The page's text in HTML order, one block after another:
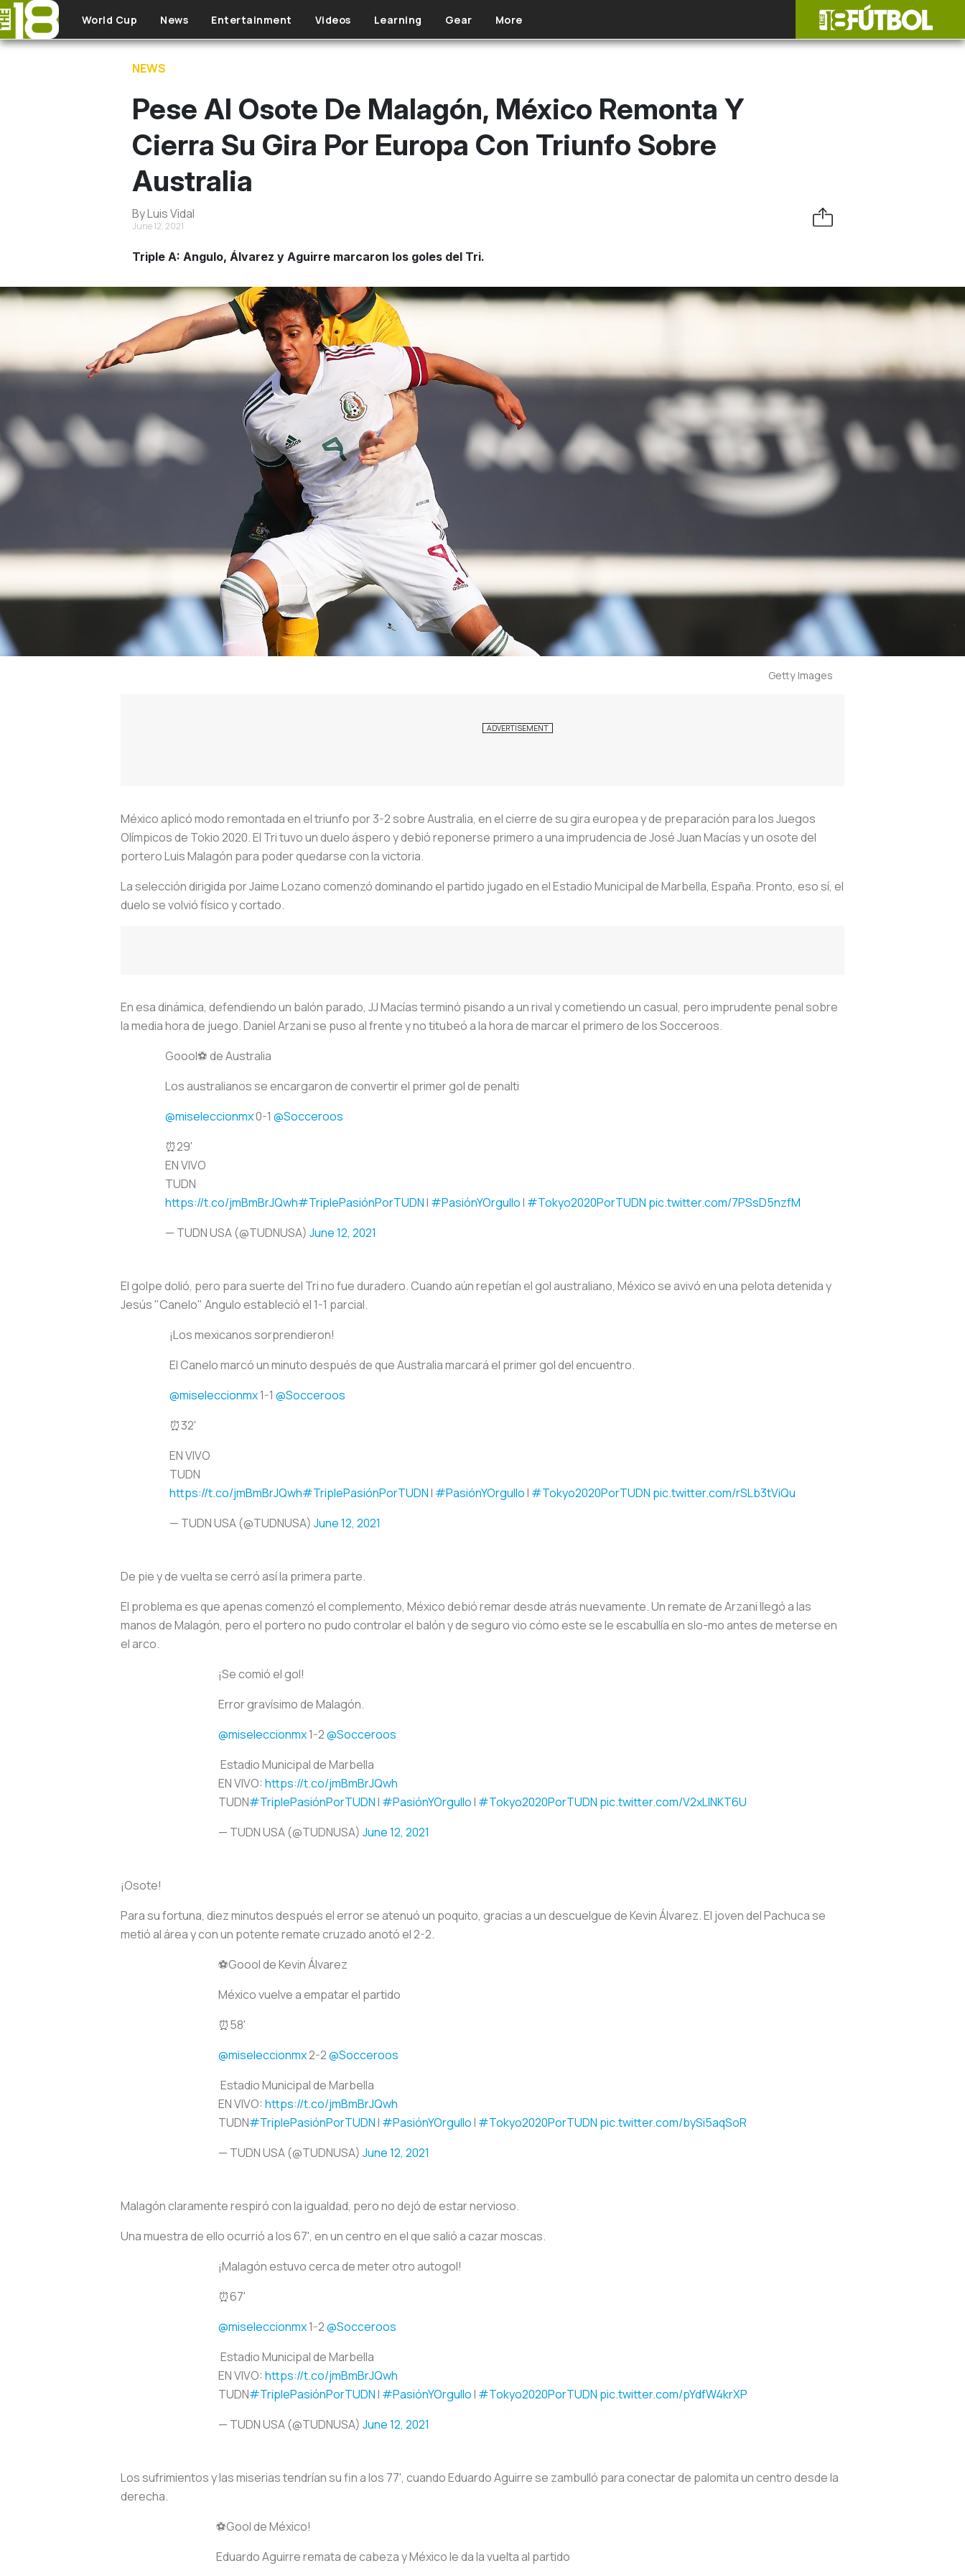
Skip to main content
World Cup News Entertainment Videos Learning Gear More
NEWS
Pese Al Osote De Malagón, México Remonta Y
Cierra Su Gira Por Europa Con Triunfo Sobre
Australia
By Luis Vidal
June 12, 2021
Triple A: Angulo, Álvarez y Aguirre marcaron los goles del Tri.
Getty Images
México aplicó modo remontada en el triunfo por 3-2 sobre Australia, en el cierre de su gira europea y de preparación para los Juegos
Olímpicos de Tokio 2020. El Tri tuvo un duelo áspero y debió reponerse primero a una imprudencia de José Juan Macías y un osote del
portero Luis Malagón para poder quedarse con la victoria.
La selección dirigida por Jaime Lozano comenzó dominando el partido jugado en el Estadio Municipal de Marbella, España. Pronto, eso sí, el
duelo se volvió físico y cortado.
En esa dinámica, defendiendo un balón parado, JJ Macías terminó pisando a un rival y cometiendo un casual, pero imprudente penal sobre
la media hora de juego. Daniel Arzani se puso al frente y no titubeó a la hora de marcar el primero de los Socceroos.
Goool⚽ de Australia
Los australianos se encargaron de convertir el primer gol de penalti
@miseleccionmx0-1 @Socceroos
⏰29'
EN VIVO
TUDN
https://t.co/jmBmBrJQwh#TriplePasiónPorTUDNI #PasiónYOrgulloI #Tokyo2020PorTUDN pic.twitter.com/7PSsD5nzfM
— TUDN USA (@TUDNUSA) June 12, 2021
El golpe dolió, pero para suerte del Tri no fue duradero. Cuando aún repetían el gol australiano, México se avivó en una pelota detenida y
Jesús "Canelo" Angulo estableció el 1-1 parcial.
¡Los mexicanos sorprendieron!
El Canelo marcó un minuto después de que Australia marcará el primer gol del encuentro.
@miseleccionmx1-1 @Socceroos
⏰32'
EN VIVO
TUDN
https://t.co/jmBmBrJQwh#TriplePasiónPorTUDNI #PasiónYOrgulloI #Tokyo2020PorTUDN pic.twitter.com/rSLb3tViQu
— TUDN USA (@TUDNUSA) June 12, 2021
De pie y de vuelta se cerró así la primera parte.
El problema es que apenas comenzó el complemento, México debió remar desde atrás nuevamente. Un remate de Arzani llegó a las
manos de Malagón, pero el portero no pudo controlar el balón y de seguro vio cómo este se le escabullía en slo-mo antes de meterse en
el arco.
¡Se comió el gol!
Error gravísimo de Malagón.
@miseleccionmx1-2@Socceroos
️ Estadio Municipal de Marbella
EN VIVO: https://t.co/jmBmBrJQwh
TUDN#TriplePasiónPorTUDNI #PasiónYOrgulloI #Tokyo2020PorTUDN pic.twitter.com/V2xLINKT6U
— TUDN USA (@TUDNUSA) June 12, 2021
¡Osote!
Para su fortuna, diez minutos después el error se atenuó un poquito, gracias a un descuelgue de Kevin Álvarez. El joven del Pachuca se
metió al área y con un potente remate cruzado anotó el 2-2.
⚽Goool de Kevin Álvarez
México vuelve a empatar el partido
⏰58'
@miseleccionmx2-2@Socceroos
️ Estadio Municipal de Marbella
EN VIVO: https://t.co/jmBmBrJQwh
TUDN#TriplePasiónPorTUDNI #PasiónYOrgulloI #Tokyo2020PorTUDN pic.twitter.com/bySi5aqSoR
— TUDN USA (@TUDNUSA) June 12, 2021
Malagón claramente respiró con la igualdad, pero no dejó de estar nervioso.
Una muestra de ello ocurrió a los 67', en un centro en el que salió a cazar moscas.
¡Malagón estuvo cerca de meter otro autogol!
⏰67'
@miseleccionmx1-2@Socceroos
️ Estadio Municipal de Marbella
EN VIVO: https://t.co/jmBmBrJQwh
TUDN#TriplePasiónPorTUDNI #PasiónYOrgulloI #Tokyo2020PorTUDN pic.twitter.com/pYdfW4krXP
— TUDN USA (@TUDNUSA) June 12, 2021
Los sufrimientos y las miserias tendrían su fin a los 77', cuando Eduardo Aguirre se zambulló para conectar de palomita un centro desde la
derecha.
⚽️Gool de México!
Eduardo Aguirre remata de cabeza y México le da la vuelta al partido